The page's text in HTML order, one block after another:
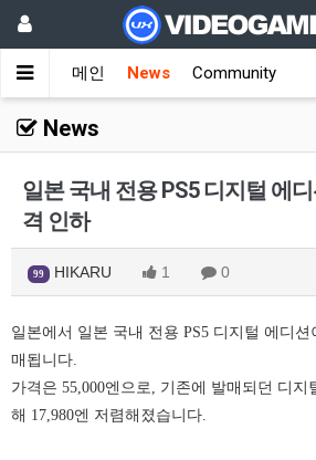
메인 News Community
News
일본 국내 전용 PS5 디지털 에
격 인하
99 HIKARU 1 0
일본에서 일본 국내 전용 PS5 디지털 에디션
매됩니다.
가격은 55,000엔으로, 기존에 발매되던 디지
해 17,980엔 저렴해졌습니다.